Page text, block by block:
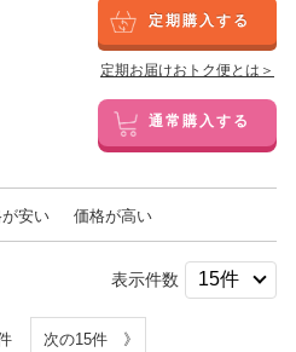
定期購入する
定期お届けおトク便とは＞
通常購入する
安い 価格が高い
表示件数
次の15件 》